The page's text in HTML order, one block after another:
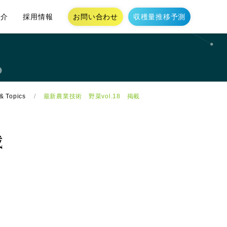
採用情報 お問い合わせ 収穫量推移予測
Topics 最新農業技術 野菜vol.18 掲載